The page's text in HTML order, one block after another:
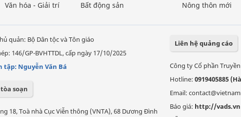
Văn hóa - Giải trí Bất động sản Nông thôn mới
quản: Bộ Dân tộc và Tôn giáo
146/GP-BVHTTDL, cấp ngày 17/10/2025
tập: Nguyễn Văn Bá
soạn
18, Toà nhà Cục Viễn thông (VNTA), 68 Dương Đình
Liên hệ quảng cáo
Công ty Cổ phần
Hotline: 0919405885
Email:
Báo giá: http://vads.vn